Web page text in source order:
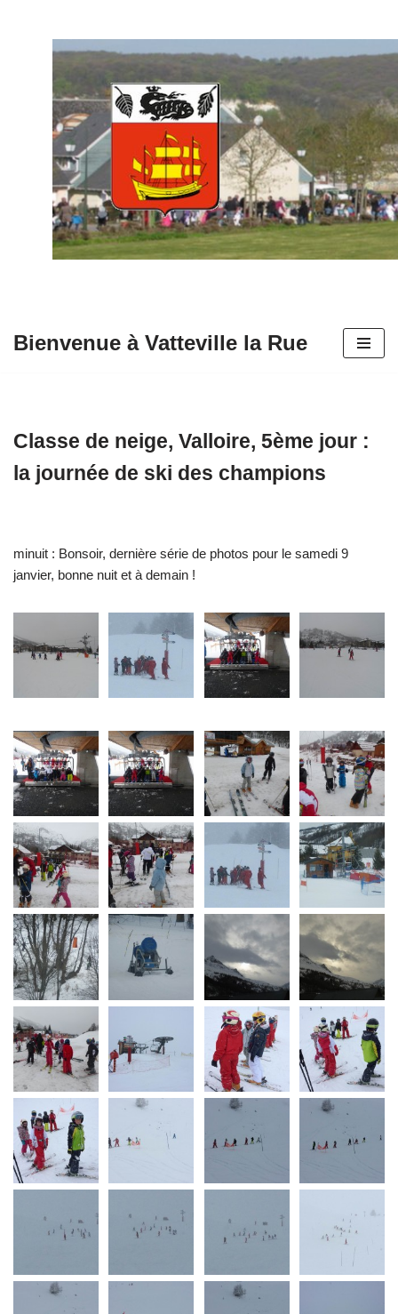
contenu
Bienvenue à Vatteville la Rue
Classe de neige, Valloire, 5ème jour :
la journée de ski des champions
minuit : Bonsoir, dernière série de photos pour le samedi 9
janvier, bonne nuit et à demain !